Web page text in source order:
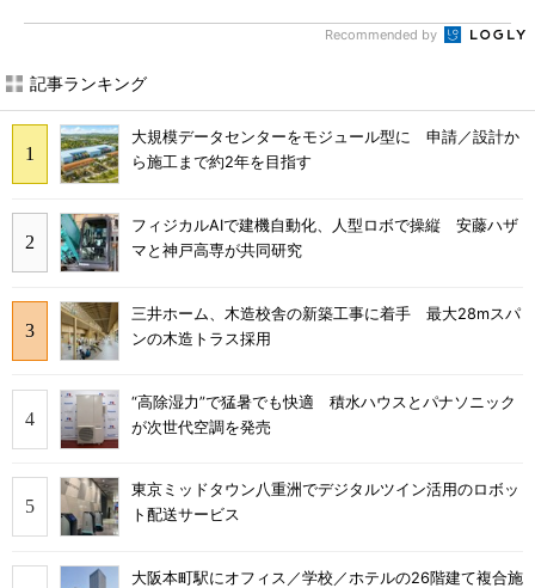
Recommended by
記事ランキング
大規模データセンターをモジュール型に 申請／設計か
ら施工まで約2年を目指す
フィジカルAIで建機自動化、人型ロボで操縦 安藤ハザ
マと神戸高専が共同研究
三井ホーム、木造校舎の新築工事に着手 最大28mスパ
ンの木造トラス採用
“高除湿力”で猛暑でも快適 積水ハウスとパナソニック
が次世代空調を発売
東京ミッドタウン八重洲でデジタルツイン活用のロボッ
ト配送サービス
大阪本町駅にオフィス／学校／ホテルの26階建て複合施